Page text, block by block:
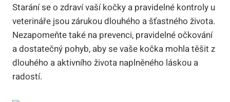
Starání se o zdraví vaší kočky a pravidelné kontroly u
veterináře jsou zárukou dlouhého a šťastného života.
Nezapomeňte také na prevenci, pravidelné očkování
a dostatečný pohyb, aby se vaše kočka mohla těšit z
dlouhého a aktivního života naplněného láskou a
radostí.